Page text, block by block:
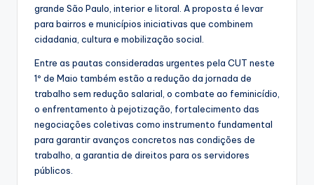
grande São Paulo, interior e litoral. A proposta é levar
para bairros e municípios iniciativas que combinem
cidadania, cultura e mobilização social.
Entre as pautas consideradas urgentes pela CUT neste
1º de Maio também estão a redução da jornada de
trabalho sem redução salarial, o combate ao feminicídio,
o enfrentamento à pejotização, fortalecimento das
negociações coletivas como instrumento fundamental
para garantir avanços concretos nas condições de
trabalho, a garantia de direitos para os servidores
públicos.